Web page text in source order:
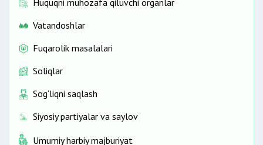
Huquqni muhozafa qiluvchi organlar
Vatandoshlar
Fuqarolik masalalari
Soliqlar
Sog‘liqni saqlash
Siyosiy partiyalar va saylov
Umumiy harbiy majburiyat